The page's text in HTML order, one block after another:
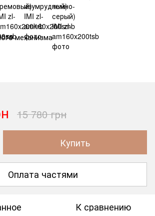
механизма
15 780 грн
Купить
Оплата частями
К сравнению